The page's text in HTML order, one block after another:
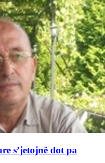
s’jetojnë dot pa